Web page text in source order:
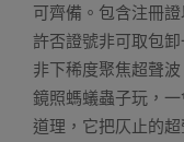
可齊備。包含注冊
許否證號非可取包
非下稀度聚焦超聲
鏡照螞蟻蟲子玩，
道理，它把仄止的